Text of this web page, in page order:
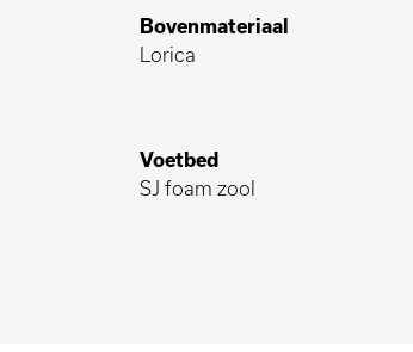
Bovenmateriaal
Lorica
Voetbed
SJ foam zool